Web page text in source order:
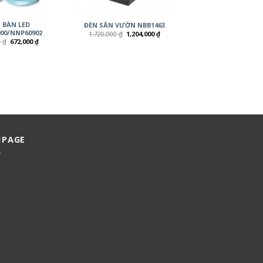
BÀN LED
NNP60902
₫ 672,000₫
ĐÈN SÂN VƯỜN NBB1463
1,720,000₫ 1,204,000₫